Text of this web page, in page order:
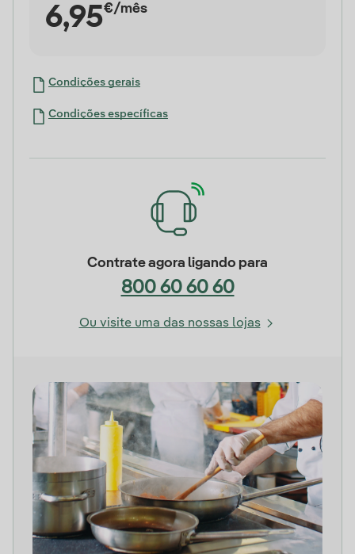
6,95€/mês
Condições gerais
Condições específicas
Contrate agora ligando para
800 60 60 60
Ou visite uma das nossas lojas